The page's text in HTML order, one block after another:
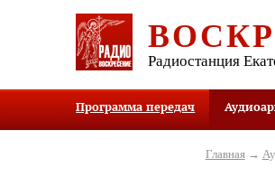
Радиостанция
Программа передач
Главная→